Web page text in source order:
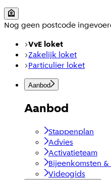
Nog geen postcode
VvE loket
Zakelijk loket
Particulier loket
Aanbod
Aanbod
Stappenplan
Advies
Activatieteam
Bijeenkomsten
Videogids